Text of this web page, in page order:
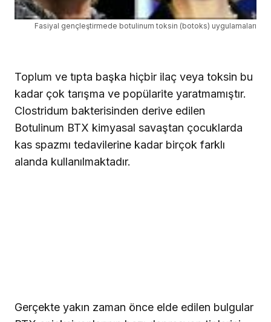
Fasiyal gençleştirmede botulinum toksin (botoks) uygulamaları
Toplum ve tıpta başka hiçbir ilaç veya toksin bu
kadar çok tarışma ve popülarite yaratmamıştır.
Clostridum bakterisinden derive edilen
Botulinum BTX kimyasal savaştan çocuklarda
kas spazmı tedavilerine kadar birçok farklı
alanda kullanılmaktadır.
Gerçekte yakın zaman önce elde edilen bulgular